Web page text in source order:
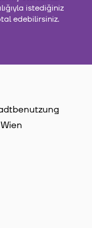
istediğiniz
edebilirsiniz.